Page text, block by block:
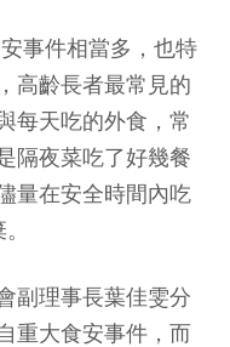
事件相當多，也特
高齡長者最常見的
每天吃的外食，常
隔夜菜吃了好幾餐
量在安全時間內吃
副理事長葉佳雯分
重大食安事件，而